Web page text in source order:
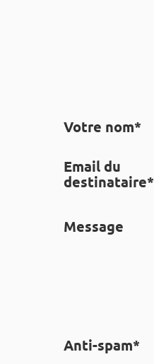
Votre nom*
Email du
destinataire*
Message
Anti-spam*